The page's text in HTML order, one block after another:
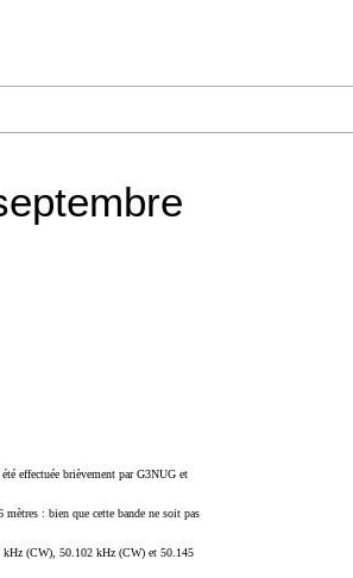
effectuée brièvement par G3NUG et
: bien que cette bande ne soit pas
kHz (CW), 50.102 kHz (CW) et 50.145